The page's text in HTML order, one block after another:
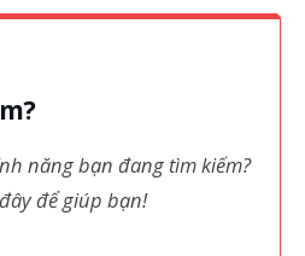
năng bạn đang tìm kiếm?
để giúp bạn!